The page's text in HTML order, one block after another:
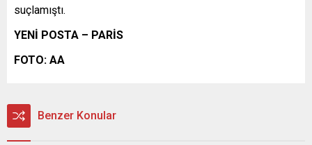
suçlamıştı.
YENİ POSTA – PARİS
FOTO: AA
Benzer Konular